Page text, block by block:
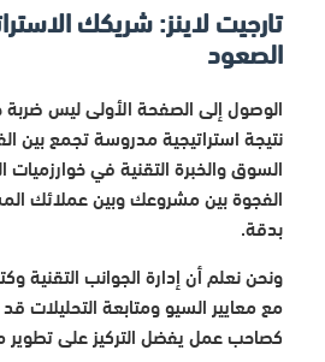
تارجيت لاينز: شريكك
الصعود
الوصول إلى الصفحة الأولى ليس
نتيجة استراتيجية مدروسة تجمع بين
السوق والخبرة التقنية في خوارزميات
الفجوة بين مشروعك وبين عملائك
بدقة.
ونحن نعلم أن إدارة الجوانب التقنية
مع معايير السيو ومتابعة
كصاحب عمل يفضل التركيز على تطوير